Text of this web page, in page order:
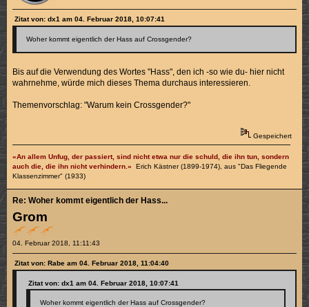
Zitat von: dx1 am 04. Februar 2018, 10:07:41
Woher kommt eigentlich der Hass auf Crossgender?
Bis auf die Verwendung des Wortes "Hass", den ich -so wie du- hier nicht
wahrnehme, würde mich dieses Thema durchaus interessieren.
Themenvorschlag: "Warum kein Crossgender?"
Gespeichert
«An allem Unfug, der passiert, sind nicht etwa nur die schuld, die ihn tun, sondern
auch die, die ihn nicht verhindern.»
Erich Kästner (1899-1974), aus "Das Fliegende
Klassenzimmer" (1933)
Grom
04. Februar 2018, 11:11:43
Re: Woher kommt eigentlich der Hass...
Zitat von: Rabe am 04. Februar 2018, 11:04:40
Zitat von: dx1 am 04. Februar 2018, 10:07:41
Woher kommt eigentlich der Hass auf Crossgender?